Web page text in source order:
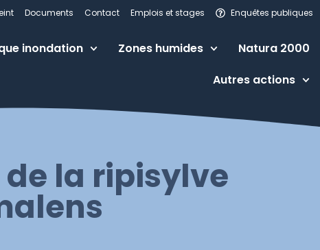
Documents Contact Emplois et stages Enquêtes publiques
inondation Zones humides
Natura 2000
Autres actions
la ripisylve